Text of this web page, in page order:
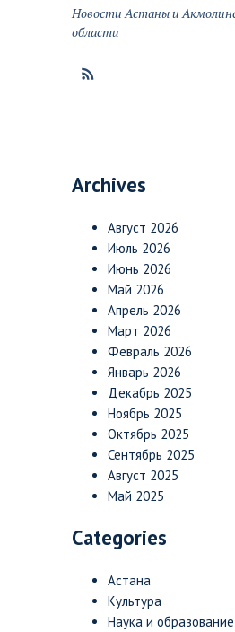
Новости Астаны и
области
Archives
Август 2026
Июль 2026
Июнь 2026
Май 2026
Апрель 2026
Март 2026
Февраль 2026
Январь 2026
Декабрь 2025
Ноябрь 2025
Октябрь 2025
Сентябрь 2025
Август 2025
Май 2025
Categories
Астана
Культура
Наука и образование